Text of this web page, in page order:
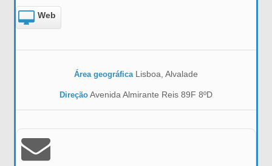
Web
Área geográfica Lisboa, Alvalade
Direção Avenida Almirante Reis 89F 8ºD